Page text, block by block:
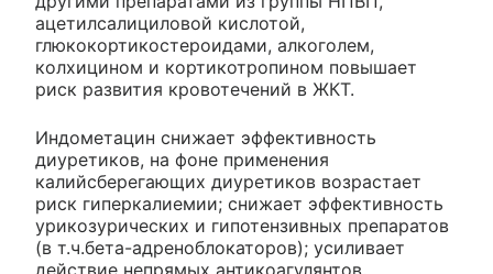
ацетилсалициловой кислотой,
глюкокортикостероидами, алкоголем,
колхицином и кортикотропином повышает
риск развития кровотечений в ЖКТ.
Индометацин снижает эффективность
диуретиков, на фоне применения
калийсберегающих диуретиков возрастает
риск гиперкалиемии; снижает эффективность
урикозурических и гипотензивных препаратов
(в т.ч.бета-адреноблокаторов); усиливает